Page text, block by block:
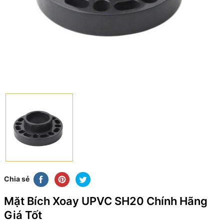
Chia sẻ
Mặt Bích Xoay UPVC SH20 Chính Hãng
Giá Tốt